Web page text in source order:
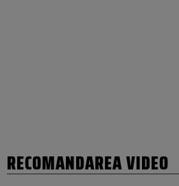
RECOMANDAREA VIDEO